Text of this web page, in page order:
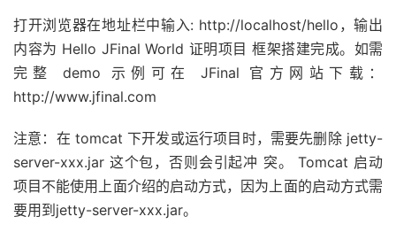
打开浏览器在地址栏中输入: http://localhost/hello，输出
内容为 Hello JFinal World 证明项目 框架搭建完成。如需
完整 demo 示例可在 JFinal 官方网站下载：
http://www.jfinal.com
注意：在 tomcat 下开发或运行项目时，需要先删除 jetty-
server-xxx.jar 这个包，否则会引起冲 突。 Tomcat 启动
项目不能使用上面介绍的启动方式，因为上面的启动方式需
要用到jetty-server-xxx.jar。